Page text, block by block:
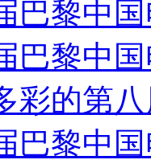
巴黎中
巴黎中
彩的第
巴黎中